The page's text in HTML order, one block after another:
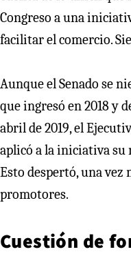
Congreso a una
facilitar el comercio.
Aunque el Senado se
que ingresó en 2018 y
abril de 2019, el
aplicó a la iniciativa su
Esto despertó, una vez
promotores.
Cuestión de